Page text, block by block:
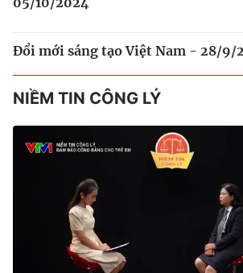
Đổi mới sáng tạo Việt Nam - 28/9/
NIỀM TIN CÔNG LÝ